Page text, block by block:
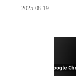
2025-08-19